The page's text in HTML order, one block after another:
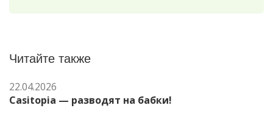
Читайте также
22.04.2026
Casitopia — разводят на бабки!